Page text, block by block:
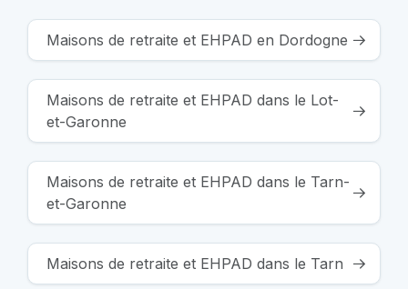
Maisons de retraite et EHPAD en Dordogne
Maisons de retraite et EHPAD dans le Lot-
et-Garonne
Maisons de retraite et EHPAD dans le Tarn-
et-Garonne
Maisons de retraite et EHPAD dans le Tarn